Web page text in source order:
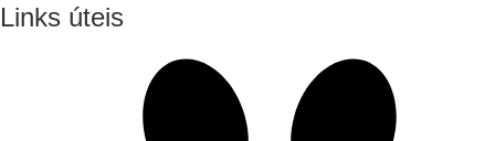
Links úteis